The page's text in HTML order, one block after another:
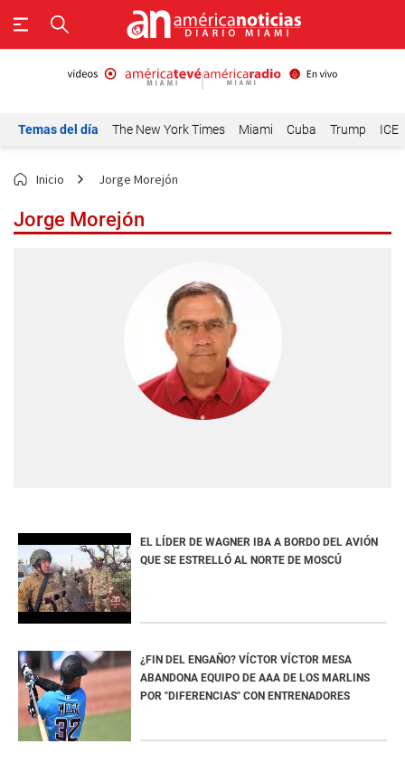
Temas del día The New York Times Miami Cuba Trump ICE
Inicio Jorge Morejón
Jorge Morejón
EL LÍDER DE WAGNER IBA A BORDO DEL AVIÓN
QUE SE ESTRELLÓ AL NORTE DE MOSCÚ
¿FIN DEL ENGAÑO? VÍCTOR VÍCTOR MESA
ABANDONA EQUIPO DE AAA DE LOS MARLINS
POR "DIFERENCIAS" CON ENTRENADORES